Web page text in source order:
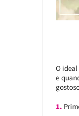
O
e
1.